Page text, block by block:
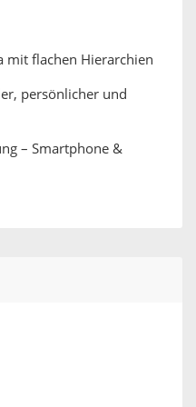
mit flachen Hierarchien
persönlicher und
– Smartphone &